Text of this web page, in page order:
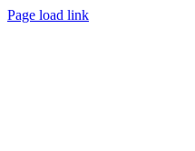
Page load link